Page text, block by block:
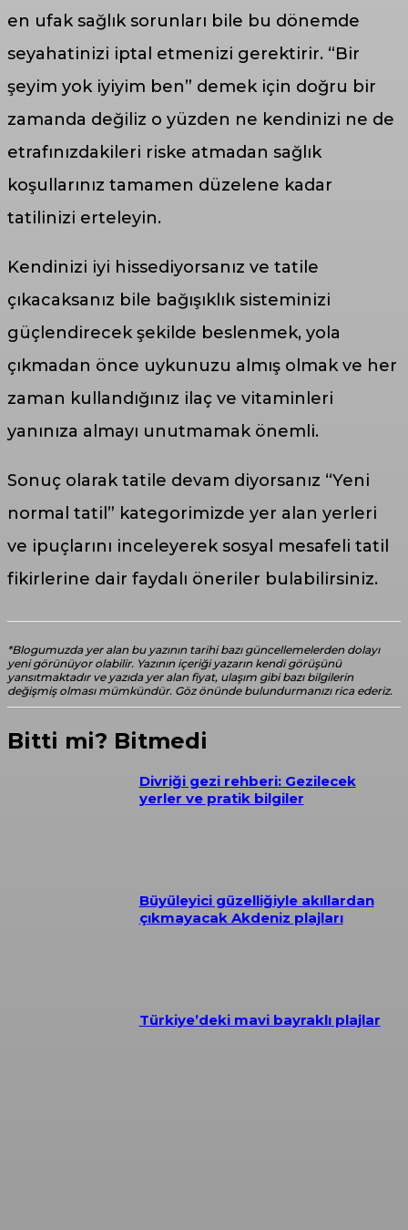
en ufak sağlık sorunları bile bu dönemde
seyahatinizi iptal etmenizi gerektirir. “Bir
şeyim yok iyiyim ben” demek için doğru bir
zamanda değiliz o yüzden ne kendinizi ne de
etrafınızdakileri riske atmadan sağlık
koşullarınız tamamen düzelene kadar
tatilinizi erteleyin.
Kendinizi iyi hissediyorsanız ve tatile
çıkacaksanız bile bağışıklık sisteminizi
güçlendirecek şekilde beslenmek, yola
çıkmadan önce uykunuzu almış olmak ve her
zaman kullandığınız ilaç ve vitaminleri
yanınıza almayı unutmamak önemli.
Sonuç olarak tatile devam diyorsanız “Yeni
normal tatil” kategorimizde yer alan yerleri
ve ipuçlarını inceleyerek sosyal mesafeli tatil
fikirlerine dair faydalı öneriler bulabilirsiniz.
*Blogumuzda yer alan bu yazının tarihi bazı güncellemelerden dolayı
yeni görünüyor olabilir. Yazının içeriği yazarın kendi görüşünü
yansıtmaktadır ve yazıda yer alan fiyat, ulaşım gibi bazı bilgilerin
değişmiş olması mümkündür. Göz önünde bulundurmanızı rica ederiz.
Bitti mi? Bitmedi
Divriği gezi rehberi: Gezilecek
yerler ve pratik bilgiler
Büyüleyici güzelliğiyle akıllardan
çıkmayacak Akdeniz plajları
Türkiye’deki mavi bayraklı plajlar